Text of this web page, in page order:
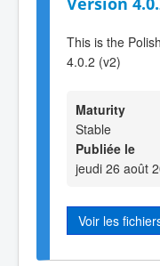
This is the
4.0.2 (v2)
Maturity
Stable
Publiée le
jeudi 26 août
Voir les